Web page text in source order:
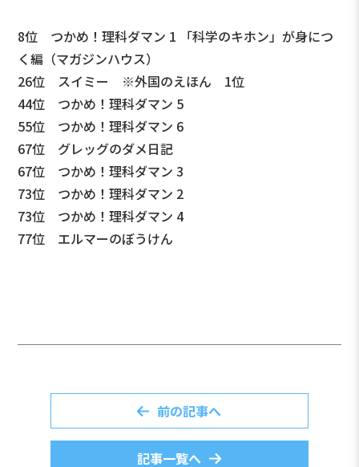
8位 つかめ！理科ダマン 1 「科学のキホン」が身につ
く編（マガジンハウス）
26位 スイミー ※外国のえほん 1位
44位 つかめ！理科ダマン 5
55位 つかめ！理科ダマン 6
67位 グレッグのダメ日記
67位 つかめ！理科ダマン 3
73位 つかめ！理科ダマン 2
73位 つかめ！理科ダマン 4
77位 エルマーのぼうけん
前の記事へ
記事一覧へ